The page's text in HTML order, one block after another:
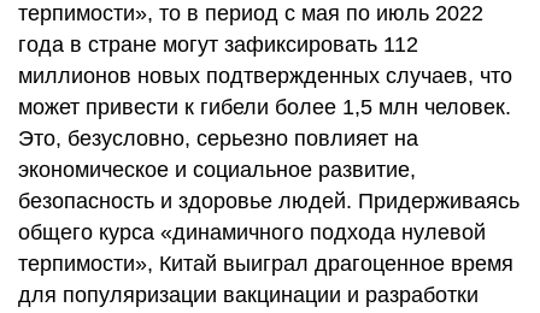
терпимости», то в период с мая по июль 2022
года в стране могут зафиксировать 112
миллионов новых подтвержденных случаев, что
может привести к гибели более 1,5 млн человек.
Это, безусловно, серьезно повлияет на
экономическое и социальное развитие,
безопасность и здоровье людей. Придерживаясь
общего курса «динамичного подхода нулевой
терпимости», Китай выиграл драгоценное время
для популяризации вакцинации и разработки